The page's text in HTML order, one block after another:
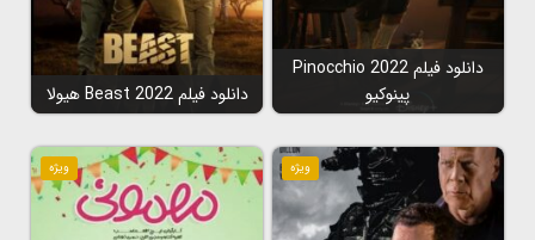
دانلود فیلم Pinocchio 2022
پینوکیو
دانلود فیلم Beast 2022 هیولا
ویژه ویژه